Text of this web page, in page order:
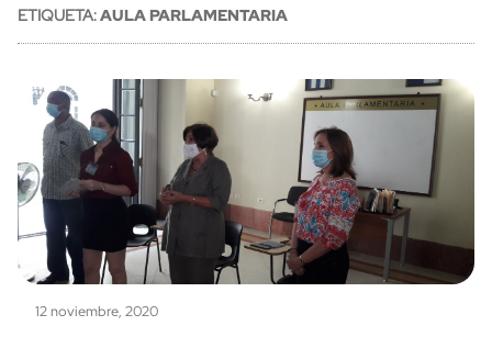
ETIQUETA:AULA PARLAMENTARIA
12 noviembre, 2020